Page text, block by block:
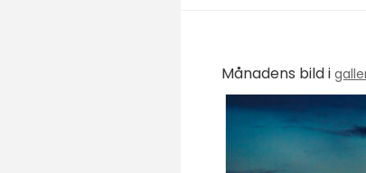
Månadens bild i